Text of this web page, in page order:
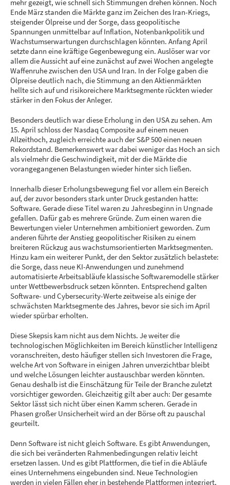
mehr gezeigt, wie schnell sich Stimmungen drehen können. Noch
Ende März standen die Märkte ganz im Zeichen des Iran-Kriegs,
steigender Ölpreise und der Sorge, dass geopolitische
Spannungen unmittelbar auf Inflation, Notenbankpolitik und
Wachstumserwartungen durchschlagen könnten. Anfang April
setzte dann eine kräftige Gegenbewegung ein. Auslöser war vor
allem die Aussicht auf eine zunächst auf zwei Wochen angelegte
Waffenruhe zwischen den USA und Iran. In der Folge gaben die
Ölpreise deutlich nach, die Stimmung an den Aktienmärkten
hellte sich auf und risikoreichere Marktsegmente rückten wieder
stärker in den Fokus der Anleger.
Besonders deutlich war diese Erholung in den USA zu sehen. Am
15. April schloss der Nasdaq Composite auf einem neuen
Allzeithoch, zugleich erreichte auch der S&P 500 einen neuen
Rekordstand. Bemerkenswert war dabei weniger das Hoch an sich
als vielmehr die Geschwindigkeit, mit der die Märkte die
vorangegangenen Belastungen wieder hinter sich ließen.
Innerhalb dieser Erholungsbewegung fiel vor allem ein Bereich
auf, der zuvor besonders stark unter Druck gestanden hatte:
Software. Gerade diese Titel waren zu Jahresbeginn in Ungnade
gefallen. Dafür gab es mehrere Gründe. Zum einen waren die
Bewertungen vieler Unternehmen ambitioniert geworden. Zum
anderen führte der Anstieg geopolitischer Risiken zu einem
breiteren Rückzug aus wachstumsorientierten Marktsegmenten.
Hinzu kam ein weiterer Punkt, der den Sektor zusätzlich belastete:
die Sorge, dass neue KI-Anwendungen und zunehmend
automatisierte Arbeitsabläufe klassische Softwaremodelle stärker
unter Wettbewerbsdruck setzen könnten. Entsprechend galten
Software- und Cybersecurity-Werte zeitweise als einige der
schwächsten Marktsegmente des Jahres, bevor sie sich im April
wieder spürbar erholten.
Diese Skepsis kam nicht aus dem Nichts. Je weiter die
technologischen Möglichkeiten im Bereich künstlicher Intelligenz
voranschreiten, desto häufiger stellen sich Investoren die Frage,
welche Art von Software in einigen Jahren unverzichtbar bleibt
und welche Lösungen leichter austauschbar werden könnten.
Genau deshalb ist die Einschätzung für Teile der Branche zuletzt
vorsichtiger geworden. Gleichzeitig gilt aber auch: Der gesamte
Sektor lässt sich nicht über einen Kamm scheren. Gerade in
Phasen großer Unsicherheit wird an der Börse oft zu pauschal
geurteilt.
Denn Software ist nicht gleich Software. Es gibt Anwendungen,
die sich bei veränderten Rahmenbedingungen relativ leicht
ersetzen lassen. Und es gibt Plattformen, die tief in die Abläufe
eines Unternehmens eingebunden sind. Neue Technologien
werden in vielen Fällen eher in bestehende Plattformen integriert,